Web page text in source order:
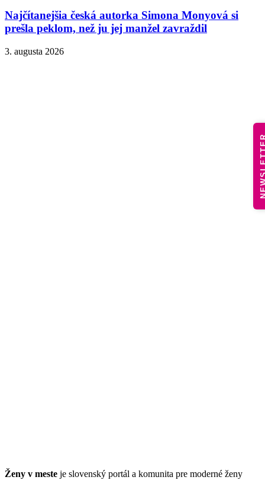
Najčítanejšia česká autorka Simona Monyová si
prešla peklom, než ju jej manžel zavraždil
3. augusta 2026
Ženy v meste je slovenský portál a komunita pre moderné ženy